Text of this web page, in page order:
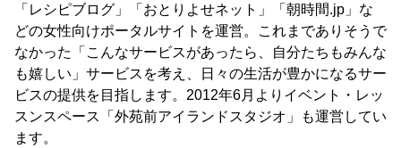
「レシピブログ」「おとりよせネット」「朝時間.jp」な
どの女性向けポータルサイトを運営。これまでありそうで
なかった「こんなサービスがあったら、自分たちもみんな
も嬉しい」サービスを考え、日々の生活が豊かになるサー
ビスの提供を目指します。2012年6月よりイベント・レッ
スンスペース「外苑前アイランドスタジオ」も運営してい
ます。